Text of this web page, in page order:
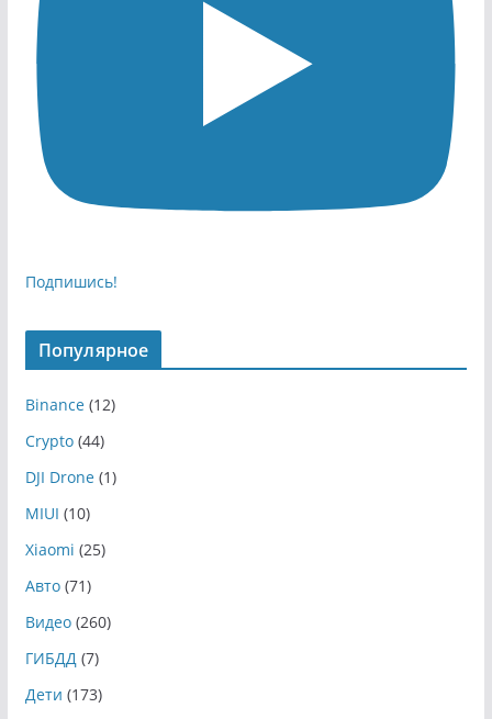
Подпишись!
Популярное
Binance(12)
Crypto(44)
DJI Drone(1)
MIUI (10)
Xiaomi (25)
Авто(71)
Видео(260)
ГИБДД(7)
Дети (173)